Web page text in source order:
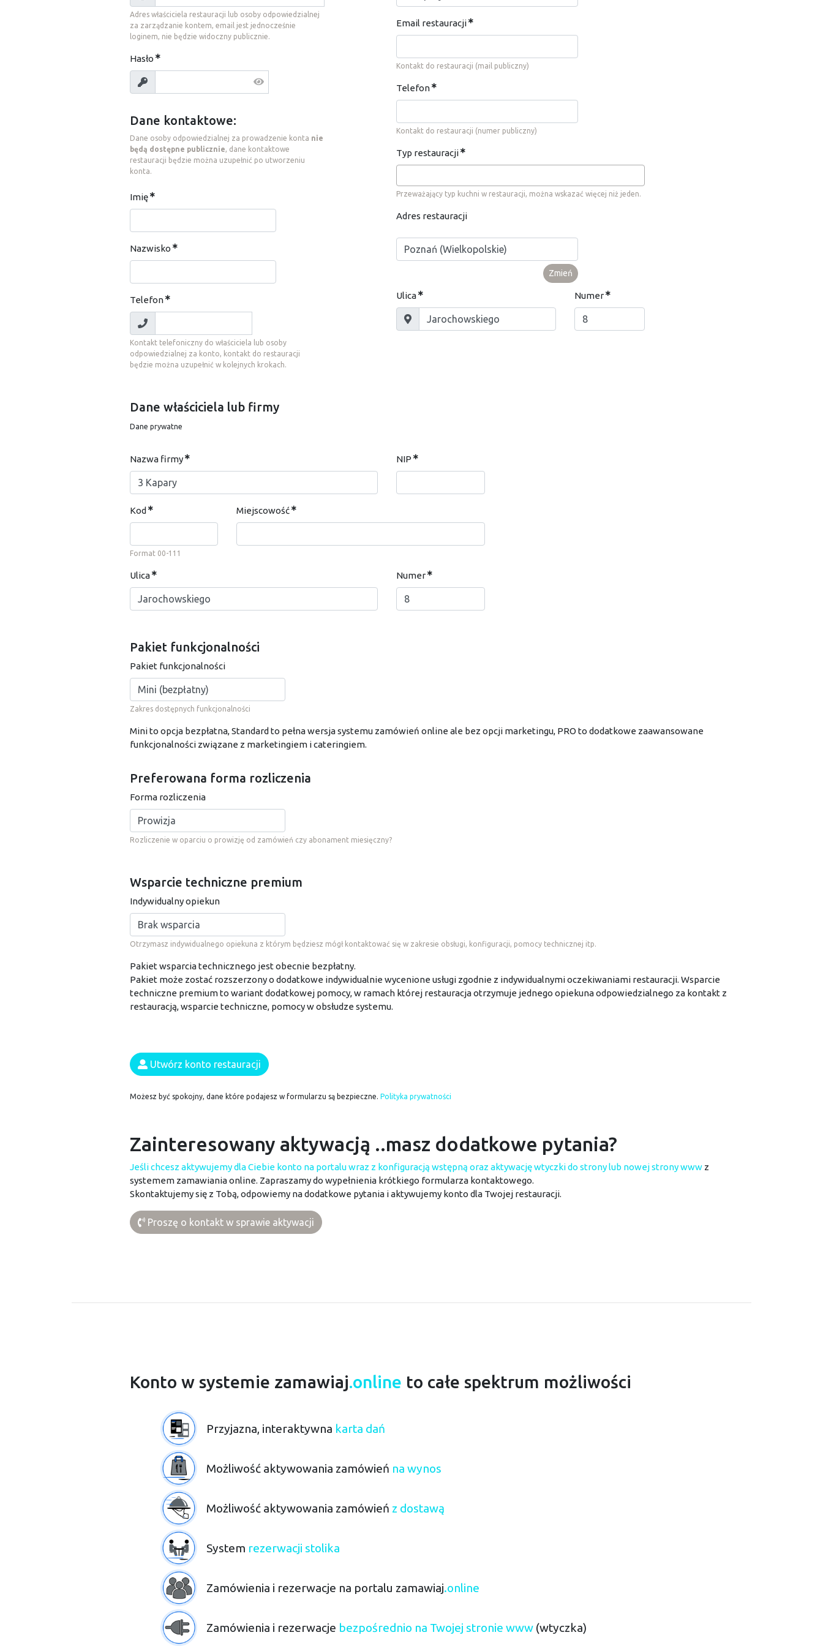
Adres właściciela restauracji lub osoby odpowiedzialnej
za zarządzanie kontem, email jest jednocześnie
loginem, nie będzie widoczny publicznie.
Hasło
Dane kontaktowe:
Dane osoby odpowiedzialnej za prowadzenie konta nie
będą dostępne publicznie, dane kontaktowe
restauracji będzie można uzupełnić po utworzeniu
konta.
Imię
Nazwisko
Telefon
Kontakt telefoniczny do właściciela lub osoby
odpowiedzialnej za konto, kontakt do restauracji
będzie można uzupełnić w kolejnych krokach.
Email restauracji
Kontakt do restauracji (mail publiczny)
Telefon
Kontakt do restauracji (numer publiczny)
Typ restauracji
Przeważający typ kuchni w restauracji, można wskazać więcej niż jeden.
Adres restauracji
Zmień
Ulica Numer
Dane właściciela lub firmy
Dane prywatne
Nazwa firmy NIP
Kod
Format 00-111
Miejscowość
Ulica Numer
Pakiet funkcjonalności
Pakiet funkcjonalności
Zakres dostępnych funkcjonalności
Mini to opcja bezpłatna, Standard to pełna wersja systemu zamówień online ale bez opcji marketingu, PRO to dodatkowe zaawansowane
funkcjonalności związane z marketingiem i cateringiem.
Preferowana forma rozliczenia
Forma rozliczenia
Rozliczenie w oparciu o prowizję od zamówień czy abonament miesięczny?
Wsparcie techniczne premium
Indywidualny opiekun
Otrzymasz indywidualnego opiekuna z którym będziesz mógł kontaktować się w zakresie obsługi, konfiguracji, pomocy technicznej itp.
Pakiet wsparcia technicznego jest obecnie bezpłatny.
Pakiet może zostać rozszerzony o dodatkowe indywidualnie wycenione usługi zgodnie z indywidualnymi oczekiwaniami restauracji. Wsparcie
techniczne premium to wariant dodatkowej pomocy, w ramach której restauracja otrzymuje jednego opiekuna odpowiedzialnego za kontakt z
restauracją, wsparcie techniczne, pomocy w obsłudze systemu.
Utwórz konto restauracji
Możesz być spokojny, dane które podajesz w formularzu są bezpieczne. Polityka prywatności
Zainteresowany aktywacją ..masz dodatkowe pytania?
Jeśli chcesz aktywujemy dla Ciebie konto na portalu wraz z konfiguracją wstępną oraz aktywację wtyczki do strony lub nowej strony www z
systemem zamawiania online. Zapraszamy do wypełnienia krótkiego formularza kontaktowego.
Skontaktujemy się z Tobą, odpowiemy na dodatkowe pytania i aktywujemy konto dla Twojej restauracji.
Proszę o kontakt w sprawie aktywacji
Konto w systemie zamawiaj.online to całe spektrum możliwości
Przyjazna, interaktywna karta dań
Możliwość aktywowania zamówień na wynos
Możliwość aktywowania zamówień z dostawą
System rezerwacji stolika
Zamówienia i rezerwacje na portalu zamawiaj.online
Zamówienia i rezerwacje bezpośrednio na Twojej stronie www (wtyczka)